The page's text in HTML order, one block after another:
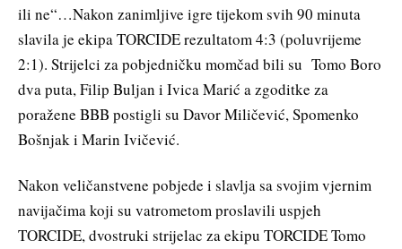
ili ne“…Nakon zanimljive igre tijekom svih 90 minuta
slavila je ekipa TORCIDE rezultatom 4:3 (poluvrijeme
2:1). Strijelci za pobjedničku momčad bili su Tomo Boro
dva puta, Filip Buljan i Ivica Marić a zgoditke za
poražene BBB postigli su Davor Miličević, Spomenko
Bošnjak i Marin Ivičević.
Nakon veličanstvene pobjede i slavlja sa svojim vjernim
navijačima koji su vatrometom proslavili uspjeh
TORCIDE, dvostruki strijelac za ekipu TORCIDE Tomo